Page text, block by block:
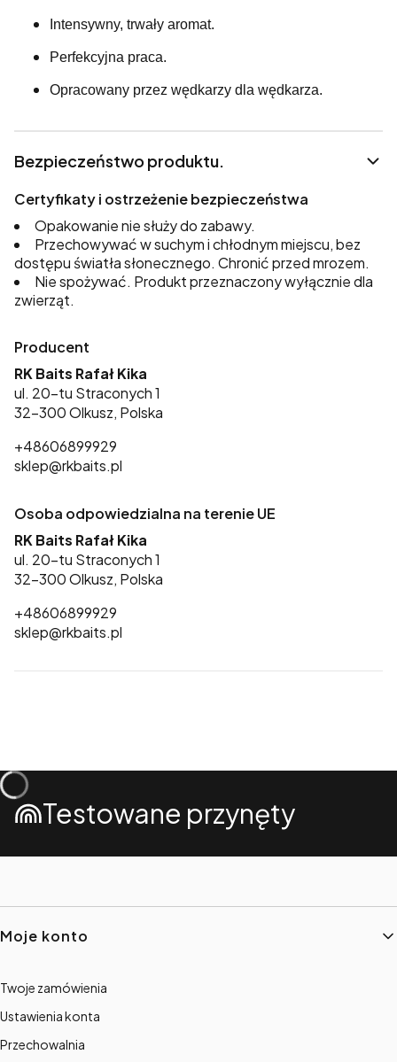
Intensywny, trwały aromat.
Perfekcyjna praca.
Opracowany przez wędkarzy dla wędkarza.
Bezpieczeństwo produktu.
Certyfikaty i ostrzeżenie bezpieczeństwa
Opakowanie nie służy do zabawy.
Przechowywać w suchym i chłodnym miejscu, bez
dostępu światła słonecznego. Chronić przed mrozem.
Nie spożywać. Produkt przeznaczony wyłącznie dla
zwierząt.
Producent
RK Baits Rafał Kika
ul. 20-tu Straconych 1
32-300 Olkusz, Polska
+48606899929
sklep@rkbaits.pl
Osoba odpowiedzialna na terenie UE
RK Baits Rafał Kika
ul. 20-tu Straconych 1
32-300 Olkusz, Polska
+48606899929
sklep@rkbaits.pl
Testowane przynęty
Linki w stopce
Moje konto
Twoje zamówienia
Ustawienia konta
Przechowalnia